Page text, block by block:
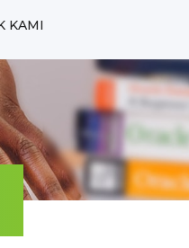
KAMI